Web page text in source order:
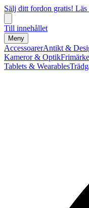
Sälj ditt fordon gratis!
Till innehållet
Meny
AccessoarerAntikt &
Kameror & Optik
Tablets & Wearables